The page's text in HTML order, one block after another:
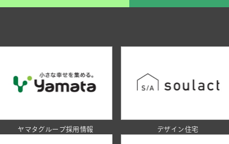
ヤマタグループ採用情報 デザイン住宅